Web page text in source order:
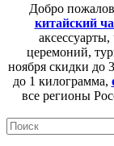
Добро
китайский
церемоний,
ноября скидки до
до 1 килограмма,
все регионы